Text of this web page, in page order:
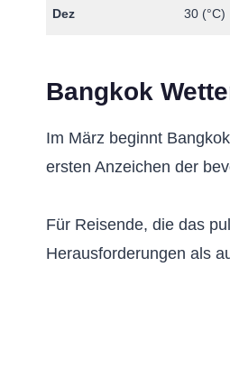
Dez 30 (°C)
Bangkok
Im März beginnt
ersten Anzeichen der
Für Reisende, die das
Herausforderungen als